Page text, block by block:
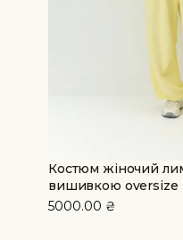
Костюм жіночий
вишивкою oversize
5000.00 ₴